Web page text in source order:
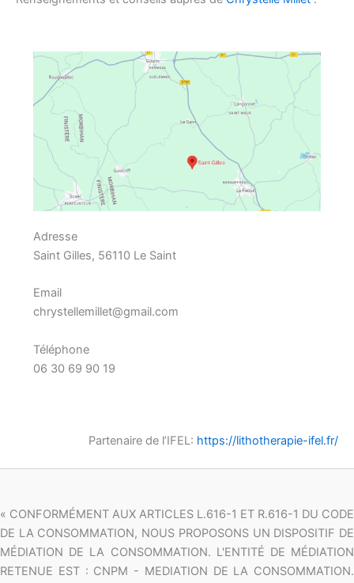
Adresse
Saint Gilles, 56110 Le Saint
Email
chrystellemillet@gmail.com
Téléphone
06 30 69 90 19
Partenaire de l’IFEL: https://lithotherapie-ifel.fr/
« CONFORMÉMENT AUX ARTICLES L.616-1 ET R.616-1 DU CODE
DE LA CONSOMMATION, NOUS PROPOSONS UN DISPOSITIF DE
MÉDIATION DE LA CONSOMMATION. L'ENTITÉ DE MÉDIATION
RETENUE EST : CNPM - MEDIATION DE LA CONSOMMATION.